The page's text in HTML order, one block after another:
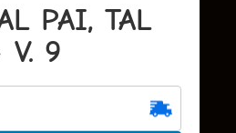
PAI, TAL
9